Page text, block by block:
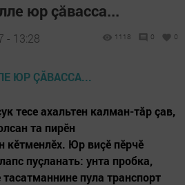
юр çăвасса...
- 13:28 1118 0 0
тесе ахальтен калман-тăр çав,
та пирӗн
Юр виçӗ пӗрчӗ
пуçланать: унта пробка,
пула транспорт